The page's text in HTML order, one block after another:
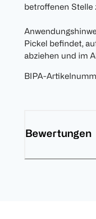
betroffenen Stelle
Pickel befindet,
abziehen und im
BIPA-
Bewertungen